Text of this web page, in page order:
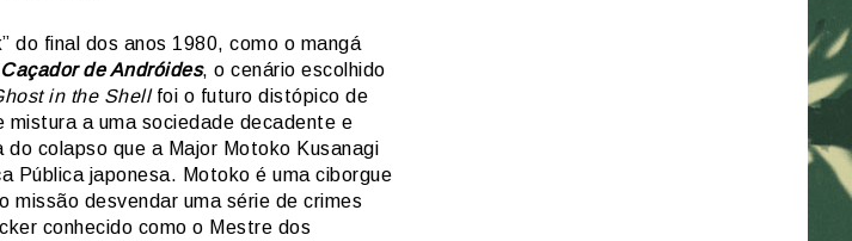
do final dos anos 1980, como o mangá
de Andróides, o cenário escolhido
in the Shellfoi o futuro distópico de
a uma sociedade decadente e
do colapso que a Major Motoko Kusanagi
Pública japonesa. Motoko é uma ciborgue
missão desvendar uma série de crimes
conhecido como o Mestre dos